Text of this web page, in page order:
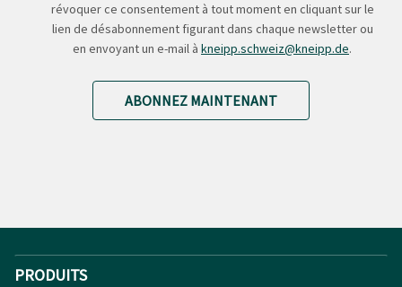
révoquer ce consentement à tout moment en cliquant sur le
lien de désabonnement figurant dans chaque newsletter ou
en envoyant un e-mail à kneipp.schweiz@kneipp.de.
ABONNEZ MAINTENANT
PRODUITS